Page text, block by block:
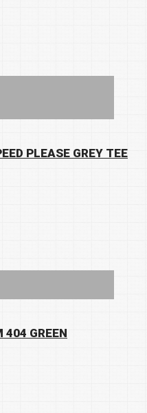
PLEASE GREY TEE
GREEN